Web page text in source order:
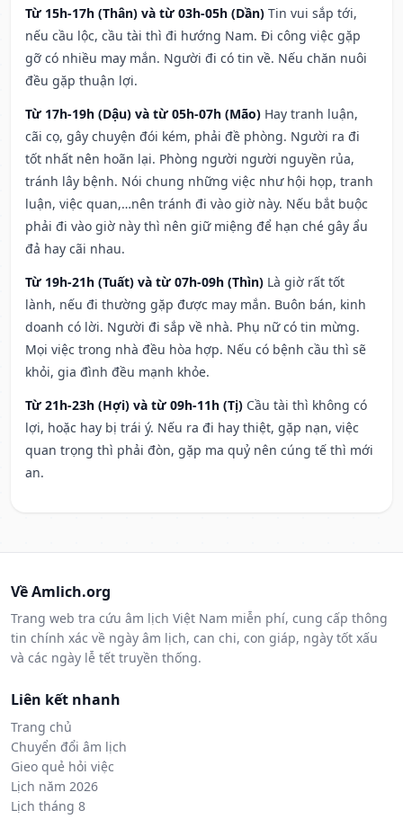
Từ 15h-17h (Thân) và từ 03h-05h (Dần) Tin vui sắp tới,
nếu cầu lộc, cầu tài thì đi hướng Nam. Đi công việc gặp
gỡ có nhiều may mắn. Người đi có tin về. Nếu chăn nuôi
đều gặp thuận lợi.
Từ 17h-19h (Dậu) và từ 05h-07h (Mão) Hay tranh luận,
cãi cọ, gây chuyện đói kém, phải đề phòng. Người ra đi
tốt nhất nên hoãn lại. Phòng người người nguyền rủa,
tránh lây bệnh. Nói chung những việc như hội họp, tranh
luận, việc quan,…nên tránh đi vào giờ này. Nếu bắt buộc
phải đi vào giờ này thì nên giữ miệng để hạn ché gây ẩu
đả hay cãi nhau.
Từ 19h-21h (Tuất) và từ 07h-09h (Thìn) Là giờ rất tốt
lành, nếu đi thường gặp được may mắn. Buôn bán, kinh
doanh có lời. Người đi sắp về nhà. Phụ nữ có tin mừng.
Mọi việc trong nhà đều hòa hợp. Nếu có bệnh cầu thì sẽ
khỏi, gia đình đều mạnh khỏe.
Từ 21h-23h (Hợi) và từ 09h-11h (Tị) Cầu tài thì không có
lợi, hoặc hay bị trái ý. Nếu ra đi hay thiệt, gặp nạn, việc
quan trọng thì phải đòn, gặp ma quỷ nên cúng tế thì mới
an.
Về Amlich.org
Trang web tra cứu âm lịch Việt Nam miễn phí, cung cấp thông
tin chính xác về ngày âm lịch, can chi, con giáp, ngày tốt xấu
và các ngày lễ tết truyền thống.
Liên kết nhanh
Trang chủ
Chuyển đổi âm lịch
Gieo quẻ hỏi việc
Lịch năm 2026
Lịch tháng 8